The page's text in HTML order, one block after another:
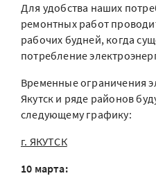
Для удобства наших
ремонтных работ
рабочих будней, когда
потребление
Временные ограничения
Якутск и ряде районов
следующему графику:
г. ЯКУТСК
10 марта: